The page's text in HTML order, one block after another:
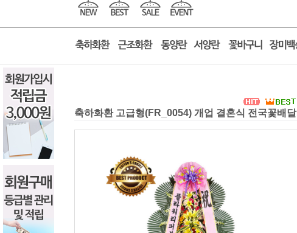
축하화환 고급형(FR_0054) 개업 결혼식 전국꽃배달